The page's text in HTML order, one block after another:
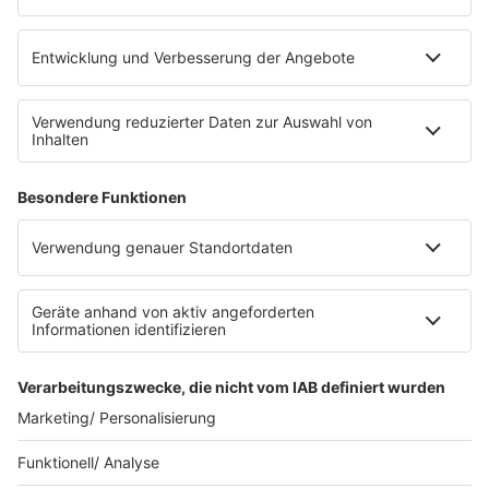
eröffnet. Direkt an der Medizinischen Klinik bietet es
E-Bikes über eine Photovoltaikanlage auf dem …
Impressum
Datenschutzerklärung
Datenschutzeinstellungen
Radioplayer